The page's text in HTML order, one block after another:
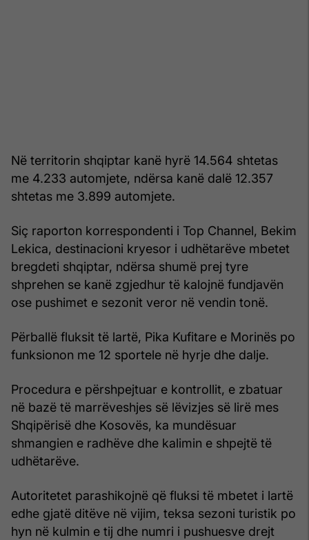
Në territorin shqiptar kanë hyrë 14.564 shtetas
me 4.233 automjete, ndërsa kanë dalë 12.357
shtetas me 3.899 automjete.
Siç raporton korrespondenti i Top Channel, Bekim
Lekica, destinacioni kryesor i udhëtarëve mbetet
bregdeti shqiptar, ndërsa shumë prej tyre
shprehen se kanë zgjedhur të kalojnë fundjavën
ose pushimet e sezonit veror në vendin tonë.
Përballë fluksit të lartë, Pika Kufitare e Morinës po
funksionon me 12 sportele në hyrje dhe dalje.
Procedura e përshpejtuar e kontrollit, e zbatuar
në bazë të marrëveshjes së lëvizjes së lirë mes
Shqipërisë dhe Kosovës, ka mundësuar
shmangien e radhëve dhe kalimin e shpejtë të
udhëtarëve.
Autoritetet parashikojnë që fluksi të mbetet i lartë
edhe gjatë ditëve në vijim, teksa sezoni turistik po
hyn në kulmin e tij dhe numri i pushuesve drejt